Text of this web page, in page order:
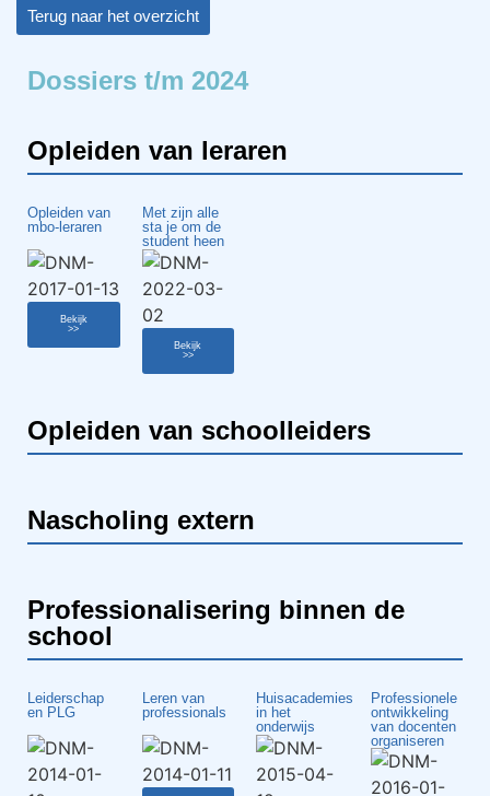
Terug naar het overzicht
Dossiers t/m 2024
Opleiden van leraren
Opleiden van
mbo-leraren
Bekijk
>>
Met zijn alle
sta je om de
student heen
Bekijk
>>
Opleiden van schoolleiders
Nascholing extern
Professionalisering binnen de
school
Leiderschap
en PLG
Leren van
professionals
Huisacademies
in het
onderwijs
Professionele
ontwikkeling
van docenten
organiseren